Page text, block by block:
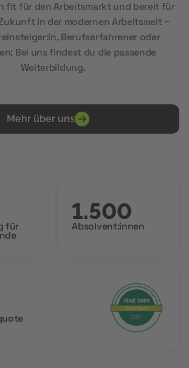
fit für den Arbeitsmarkt und bereit für
in der modernen Arbeitswelt –
Berufserfahrener oder
Bei uns findest du die passende
Weiterbildung.
Mehr über uns
für
1.500
Absolvent:innen